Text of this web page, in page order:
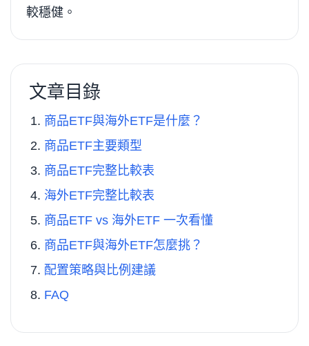
較穩健。
文章目錄
商品ETF與海外ETF是什麼？
商品ETF主要類型
商品ETF完整比較表
海外ETF完整比較表
商品ETF vs 海外ETF 一次看懂
商品ETF與海外ETF怎麼挑？
配置策略與比例建議
FAQ